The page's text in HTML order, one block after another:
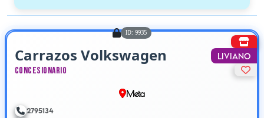
ID: 9935
Liviano
Carrazos Volkswagen
Concesionario
Meta
2795134